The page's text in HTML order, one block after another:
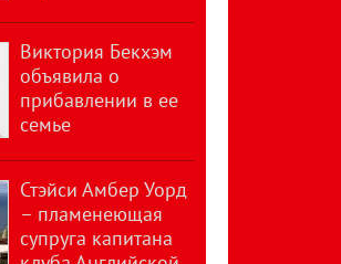
Виктория Бекхэм
объявила о
прибавлении в ее
семье
Стэйси Амбер Уорд
– пламенеющая
супруга капитана